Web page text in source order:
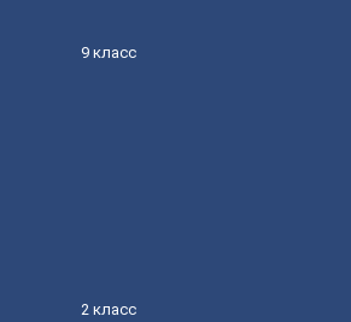
9 класс
2 класс